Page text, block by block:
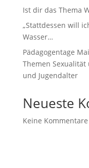
Ist dir das Thema
„Stattdessen will
Wasser…
Pädagogentage
Themen
und Jugendalter
Neueste
Keine